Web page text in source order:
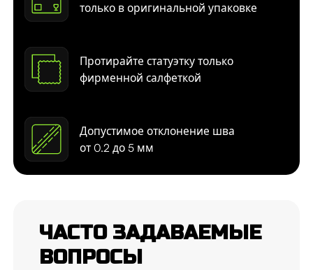
только в оригинальной упаковке
Протирайте статуэтку только
фирменной салфеткой
Допустимое отклонение шва
от 0.2 до 5 мм
ЧАСТО ЗАДАВАЕМЫЕ
ВОПРОСЫ